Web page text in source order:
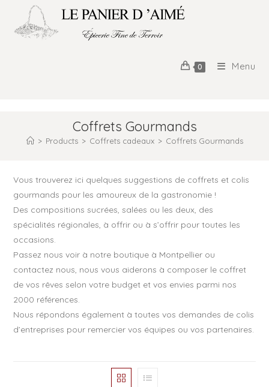
0 Menu
Coffrets Gourmands
> Products > Coffrets cadeaux > Coffrets Gourmands
Vous trouverez ici quelques suggestions de coffrets et colis
gourmands pour les amoureux de la gastronomie !
Des compositions sucrées, salées ou les deux, des
spécialités régionales, à offrir ou à s’offrir pour toutes les
occasions.
Passez nous voir à notre boutique à Montpellier ou
contactez nous, nous vous aiderons à composer le coffret
de vos rêves selon votre budget et vos envies parmi nos
2000 références.
Nous répondons également à toutes vos demandes de colis
d’entreprises pour remercier vos équipes ou vos partenaires.